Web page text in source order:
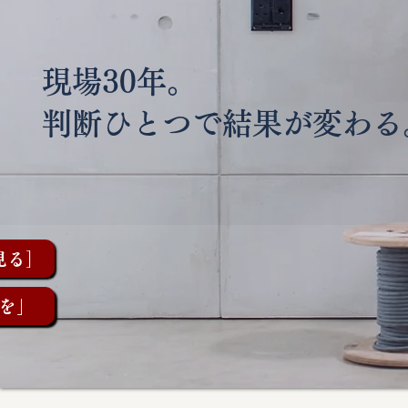
現場30年。
判断ひとつで結果が変わ
］
」